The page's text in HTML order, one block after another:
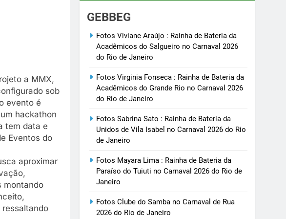
a MMX,
sob
evento é
hackathon
tem data e
Eventos do
aproximar
montando
GEBBEG
Fotos Viviane Araújo : Rainha de Bateria da
Acadêmicos do Salgueiro no Carnaval 2026
do Rio de Janeiro
Fotos Virginia Fonseca : Rainha de Bateria da
Acadêmicos do Grande Rio no Carnaval 2026
do Rio de Janeiro
Fotos Sabrina Sato : Rainha de Bateria da
Unidos de Vila Isabel no Carnaval 2026 do Rio
de Janeiro
Fotos Mayara Lima : Rainha de Bateria da
Paraíso do Tuiuti no Carnaval 2026 do Rio de
Janeiro
Fotos Clube do Samba no Carnaval de Rua
2026 do Rio de Janeiro